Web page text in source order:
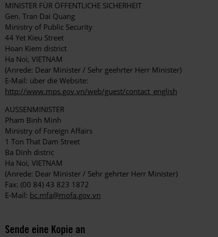
MINISTER FÜR ÖFFENTLICHE SICHERHEIT
Gen. Tran Dai Quang
Ministry of Public Security
44 Yet Kieu Street
Hoan Kiem district
Ha Noi, VIETNAM
(Anrede: Dear Minister / Sehr geehrter Herr Minister)
E-Mail: über die Website:
http://www.mps.gov.vn/web/guest/contact_english
AUSSENMINISTER
Pham Binh Minh
Ministry of Foreign Affairs
1 Ton That Dam Street
Ba Dinh distric
Ha Noi, VIETNAM
(Anrede: Dear Minister / Sehr gehrter Herr Minister)
Fax: (00 84) 43 823 1872
E-Mail: bc.mfa@mofa.gov.vn
Sende eine Kopie an